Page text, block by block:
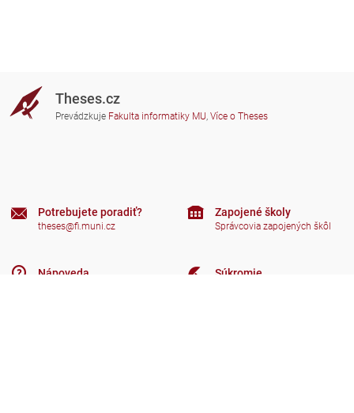
Theses.cz
Prevádzkuje Fakulta informatiky MU, Více o Theses
Potrebujete poradiť?
theses@fi.muni.cz
Nápoveda
Zapojené školy
Správcovia zapojených škôl
Súkromie